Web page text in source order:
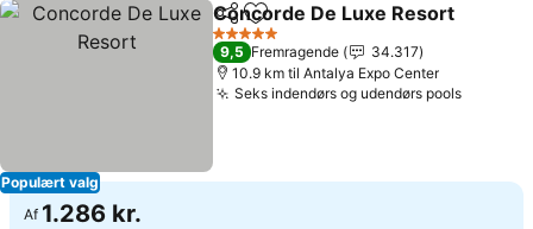
Populært valg
Del Føj til favoritter
Concorde De Luxe Resort
5 Stjerner
9,5 Fremragende
34.317
10.9 km til Antalya Expo Center
Seks indendørs og udendørs pools
Af 1.286 kr.